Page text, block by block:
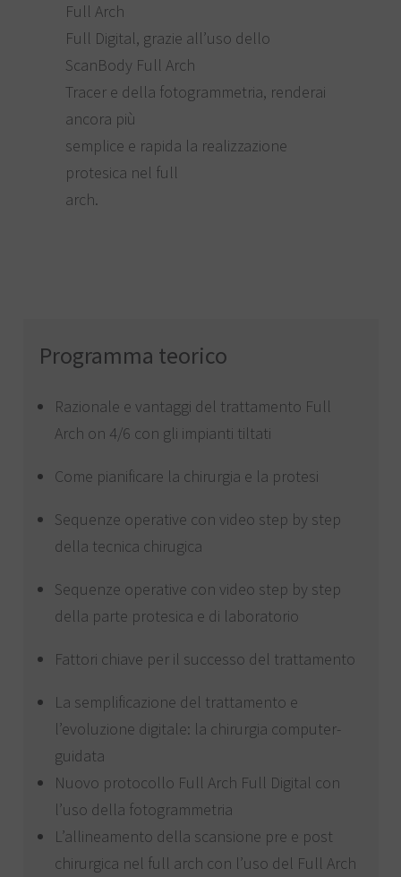
Full Arch
Full Digital, grazie all’uso dello
ScanBody Full Arch
Tracer e della fotogrammetria, renderai
ancora più
semplice e rapida la realizzazione
protesica nel full
arch.
Programma teorico
Razionale e vantaggi del trattamento Full
Arch on 4/6 con gli impianti tiltati
Come pianificare la chirurgia e la protesi
Sequenze operative con video step by step
della tecnica chirugica
Sequenze operative con video step by step
della parte protesica e di laboratorio
Fattori chiave per il successo del trattamento
La semplificazione del trattamento e
l’evoluzione digitale: la chirurgia computer-
guidata
Nuovo protocollo Full Arch Full Digital con
l’uso della fotogrammetria
L’allineamento della scansione pre e post
chirurgica nel full arch con l’uso del Full Arch